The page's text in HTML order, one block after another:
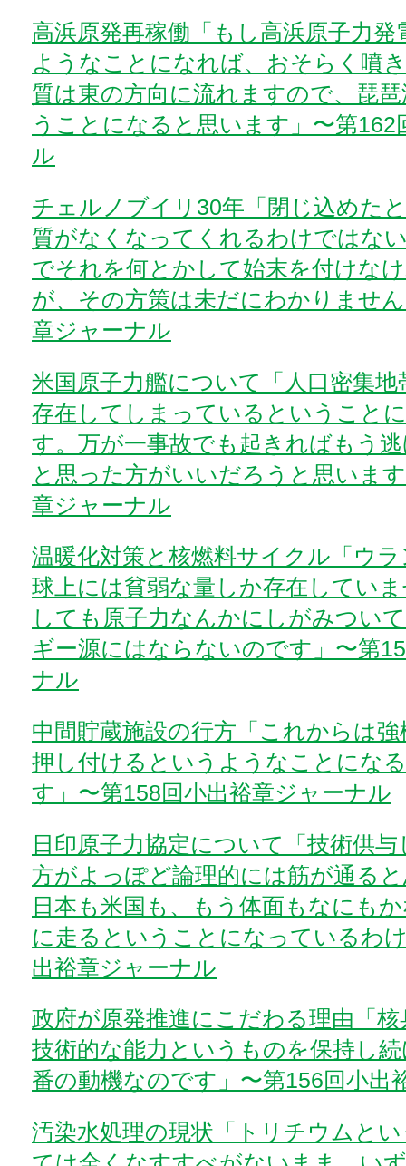
高浜原発再稼働「もし高浜原子力
ようなことになれば、おそらく噴
質は東の方向に流れますので、琵
うことになると思います」〜第162
ル
チェルノブイリ30年「閉じ込めた
質がなくなってくれるわけではな
でそれを何とかして始末を付けな
が、その方策は未だにわかりませ
章ジャーナル
米国原子力艦について「人口密集
存在してしまっているということ
す。万が一事故でも起きればもう
と思った方がいいだろうと思いま
章ジャーナル
温暖化対策と核燃料サイクル「ウ
球上には貧弱な量しか存在してい
しても原子力なんかにしがみつい
ギー源にはならないのです」〜第
ナル
中間貯蔵施設の行方「これからは
押し付けるというようなことにな
す」〜第158回小出裕章ジャーナル
日印原子力協定について「技術供
方がよっぽど論理的には筋が通る
日本も米国も、もう体面もなにも
に走るということになっているわ
出裕章ジャーナル
政府が原発推進にこだわる理由「
技術的な能力というものを保持し
番の動機なのです」〜第156回小出
汚染水処理の現状「トリチウムと